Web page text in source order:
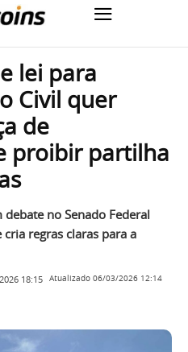
lei para
Civil quer
de
proibir partilha
no Senado Federal
regras claras para a
18:15 Atualizado 06/03/2026 12:14